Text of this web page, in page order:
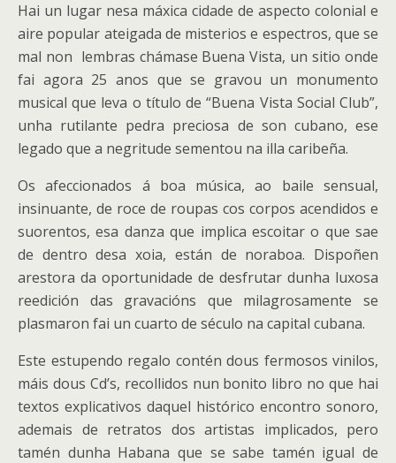
Hai un lugar nesa máxica cidade de aspecto colonial e
aire popular ateigada de misterios e espectros, que se
mal non lembras chámase Buena Vista, un sitio onde
fai agora 25 anos que se gravou un monumento
musical que leva o título de “Buena Vista Social Club”,
unha rutilante pedra preciosa de son cubano, ese
legado que a negritude sementou na illa caribeña.
Os afeccionados á boa música, ao baile sensual,
insinuante, de roce de roupas cos corpos acendidos e
suorentos, esa danza que implica escoitar o que sae
de dentro desa xoia, están de noraboa. Dispoñen
arestora da oportunidade de desfrutar dunha luxosa
reedición das gravacións que milagrosamente se
plasmaron fai un cuarto de século na capital cubana.
Este estupendo regalo contén dous fermosos vinilos,
máis dous Cd’s, recollidos nun bonito libro no que hai
textos explicativos daquel histórico encontro sonoro,
ademais de retratos dos artistas implicados, pero
tamén dunha Habana que se sabe tamén igual de